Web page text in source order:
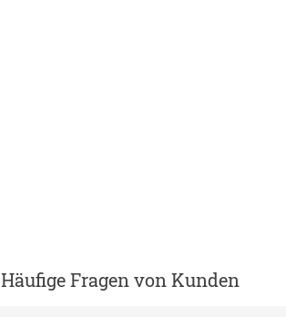
Häufige Fragen von Kunden